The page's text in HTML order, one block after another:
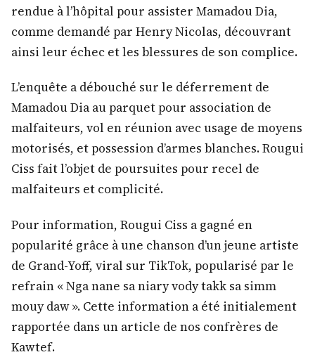
rendue à l’hôpital pour assister Mamadou Dia,
comme demandé par Henry Nicolas, découvrant
ainsi leur échec et les blessures de son complice.
L’enquête a débouché sur le déferrement de
Mamadou Dia au parquet pour association de
malfaiteurs, vol en réunion avec usage de moyens
motorisés, et possession d’armes blanches. Rougui
Ciss fait l’objet de poursuites pour recel de
malfaiteurs et complicité.
Pour information, Rougui Ciss a gagné en
popularité grâce à une chanson d’un jeune artiste
de Grand-Yoff, viral sur TikTok, popularisé par le
refrain « Nga nane sa niary vody takk sa simm
mouy daw ». Cette information a été initialement
rapportée dans un article de nos confrères de
Kawtef.